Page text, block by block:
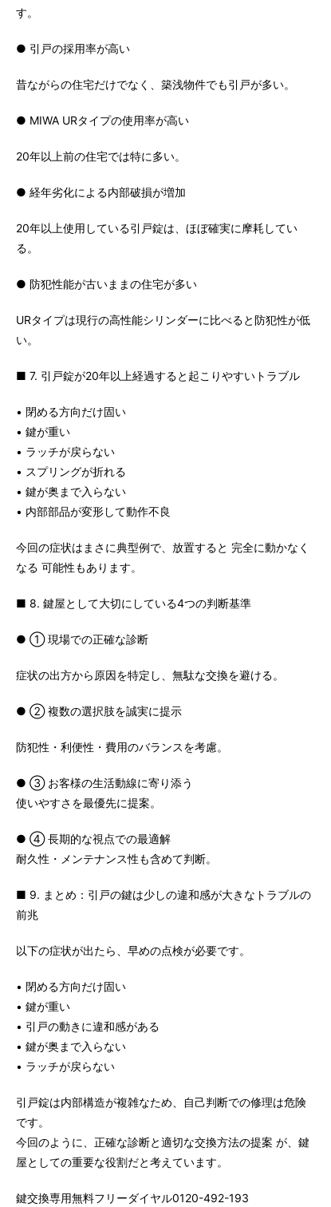
す。
● 引戸の採用率が高い
昔ながらの住宅だけでなく、築浅物件でも引戸が多い。
● MIWA URタイプの使用率が高い
20年以上前の住宅では特に多い。
● 経年劣化による内部破損が増加
20年以上使用している引戸錠は、ほぼ確実に摩耗してい
る。
● 防犯性能が古いままの住宅が多い
URタイプは現行の高性能シリンダーに比べると防犯性が低
い。
■ 7. 引戸錠が20年以上経過すると起こりやすいトラブル
• 閉める方向だけ固い
• 鍵が重い
• ラッチが戻らない
• スプリングが折れる
• 鍵が奥まで入らない
• 内部部品が変形して動作不良
今回の症状はまさに典型例で、放置すると 完全に動かなく
なる 可能性もあります。
■ 8. 鍵屋として大切にしている4つの判断基準
● ① 現場での正確な診断
症状の出方から原因を特定し、無駄な交換を避ける。
● ② 複数の選択肢を誠実に提示
防犯性・利便性・費用のバランスを考慮。
● ③ お客様の生活動線に寄り添う
使いやすさを最優先に提案。
● ④ 長期的な視点での最適解
耐久性・メンテナンス性も含めて判断。
■ 9. まとめ：引戸の鍵は少しの違和感が大きなトラブルの
前兆
以下の症状が出たら、早めの点検が必要です。
• 閉める方向だけ固い
• 鍵が重い
• 引戸の動きに違和感がある
• 鍵が奥まで入らない
• ラッチが戻らない
引戸錠は内部構造が複雑なため、自己判断での修理は危険
です。
今回のように、正確な診断と適切な交換方法の提案 が、鍵
屋としての重要な役割だと考えています。
鍵交換専用無料フリーダイヤル0120-492-193